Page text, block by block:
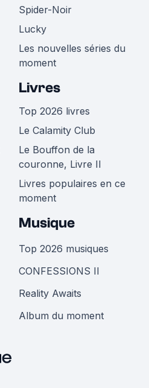
Spider-Noir
Lucky
Les nouvelles séries du
moment
Livres
Top 2026 livres
Le Calamity Club
Le Bouffon de la
couronne, Livre II
Livres populaires en ce
moment
Musique
Top 2026 musiques
CONFESSIONS II
Reality Awaits
Album du moment